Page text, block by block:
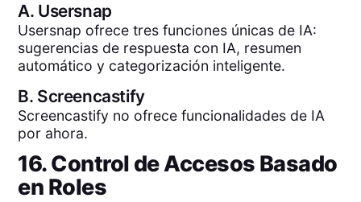
A. Usersnap
Usersnap ofrece tres funciones únicas de IA:
sugerencias de respuesta con IA, resumen
automático y categorización inteligente.
B. Screencastify
Screencastify no ofrece funcionalidades de IA
por ahora.
16. Control de Accesos Basado
en Roles